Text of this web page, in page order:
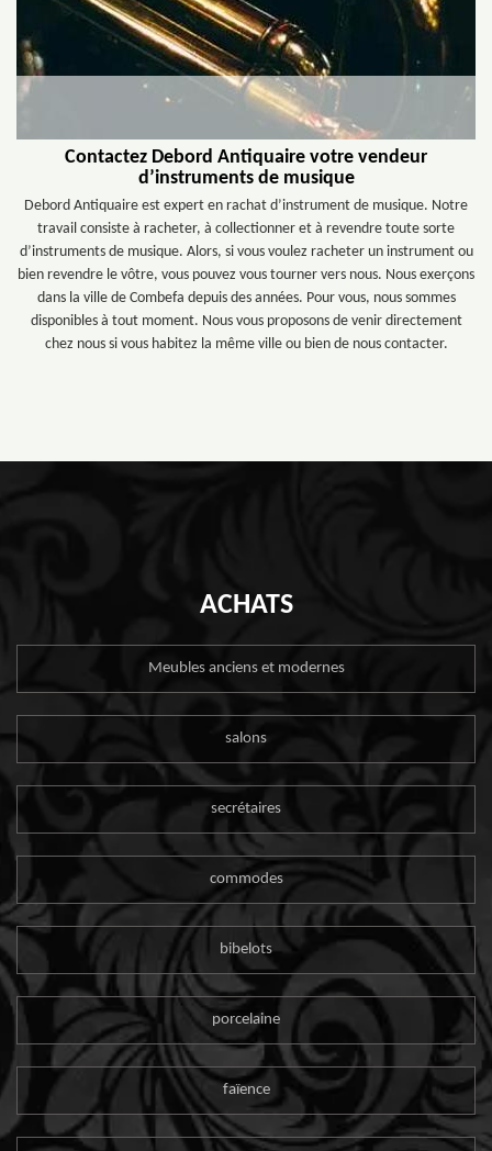
Contactez Debord Antiquaire votre vendeur
d’instruments de musique
Debord Antiquaire est expert en rachat d’instrument de musique. Notre
travail consiste à racheter, à collectionner et à revendre toute sorte
d’instruments de musique. Alors, si vous voulez racheter un instrument ou
bien revendre le vôtre, vous pouvez vous tourner vers nous. Nous exerçons
dans la ville de Combefa depuis des années. Pour vous, nous sommes
disponibles à tout moment. Nous vous proposons de venir directement
chez nous si vous habitez la même ville ou bien de nous contacter.
ACHATS
Meubles anciens et modernes
salons
secrétaires
commodes
bibelots
porcelaine
faïence